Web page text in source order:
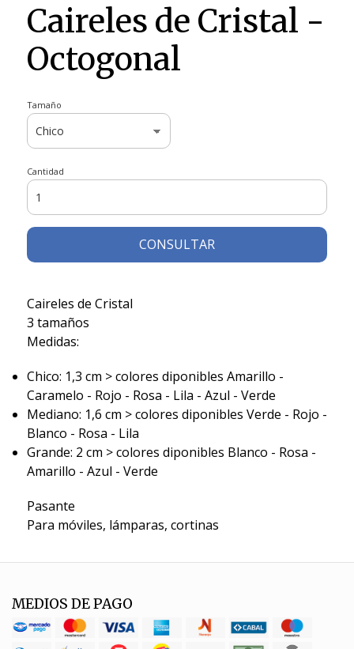
Caireles de Cristal -
Octogonal
Tamaño
Cantidad
CONSULTAR
Caireles de Cristal
3 tamaños
Medidas:
Chico: 1,3 cm > colores diponibles Amarillo -
Caramelo - Rojo - Rosa - Lila - Azul - Verde
Mediano: 1,6 cm > colores diponibles Verde - Rojo -
Blanco - Rosa - Lila
Grande: 2 cm > colores diponibles Blanco - Rosa -
Amarillo - Azul - Verde
Pasante
Para móviles, lámparas, cortinas
MEDIOS DE PAGO